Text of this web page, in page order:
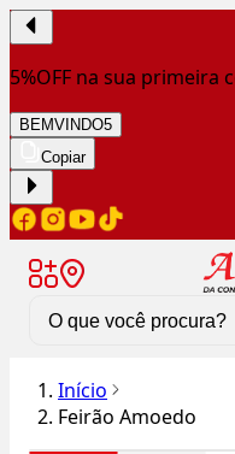
5%OFF na sua primeira
BEMVINDO5
Copiar
Início
Feirão Amoedo